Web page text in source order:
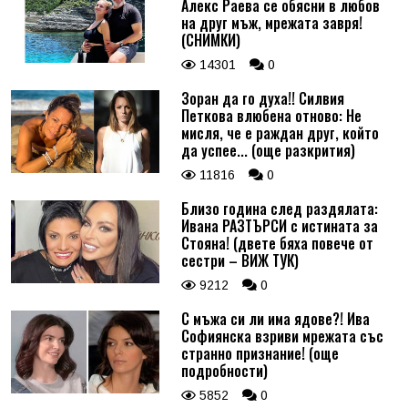
Алекс Раева се обясни в любов
на друг мъж, мрежата завря!
(СНИМКИ)
14301 0
Зоран да го духа!! Силвия
Петкова влюбена отново: Не
мисля, че е раждан друг, който
да успее... (още разкрития)
11816 0
Близо година след раздялата:
Ивана РАЗТЪРСИ с истината за
Стояна! (двете бяха повече от
сестри – ВИЖ ТУК)
9212 0
С мъжа си ли има ядове?! Ива
Софиянска взриви мрежата със
странно признание! (още
подробности)
5852 0